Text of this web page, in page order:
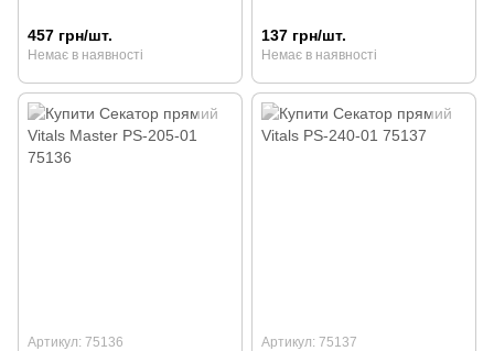
457 грн/шт.
Немає в наявності
137 грн/шт.
Немає в наявності
Артикул: 75136 Артикул: 75137